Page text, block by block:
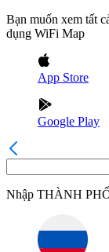
Bạn muốn xem tất
dụng WiFi Map
App Store
Google Play
Nhập THÀNH